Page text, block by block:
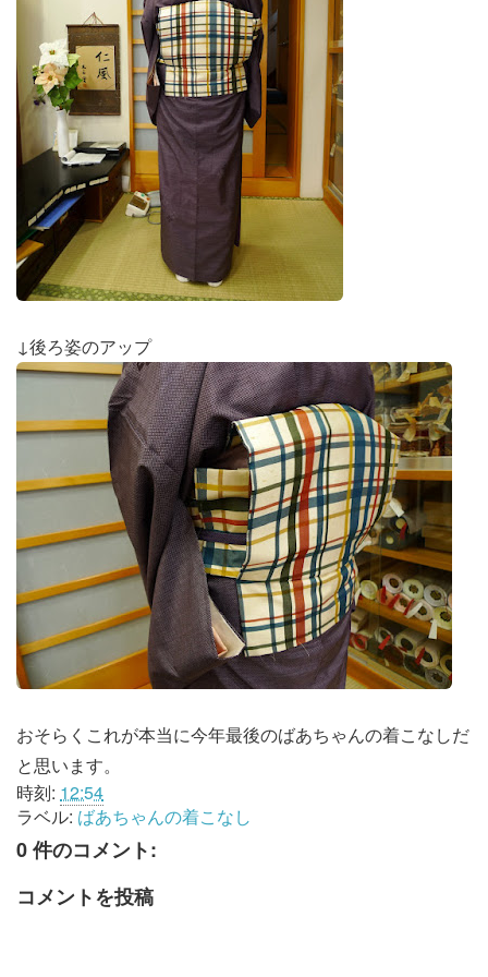
↓後ろ姿のアップ
おそらくこれが本当に今年最後のばあちゃんの着こなしだ
と思います。
時刻: 12:54
ラベル: ばあちゃんの着こなし
0 件のコメント:
コメントを投稿